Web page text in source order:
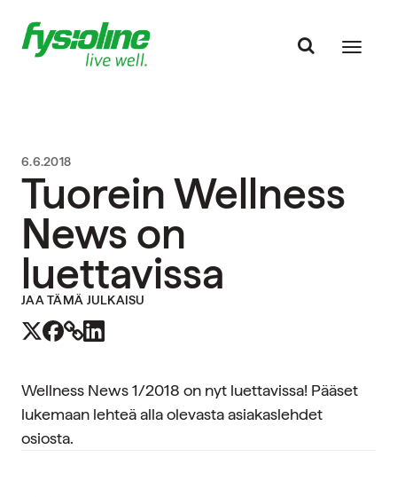
6.6.2018
Tuorein Wellness
News on
luettavissa
JAA TÄMÄ JULKAISU
Wellness News 1/2018 on nyt luettavissa! Pääset
lukemaan lehteä alla olevasta asiakaslehdet
osiosta.